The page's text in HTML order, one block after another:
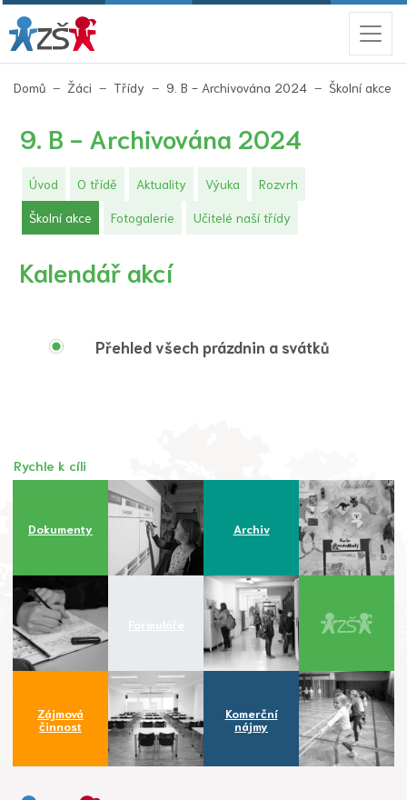
Domů Žáci Třídy 9. B - Archivována 2024 Školní akce
9. B - Archivována 2024
Úvod O třídě Aktuality Výuka Rozvrh
Školní akce (aktuální)
Fotogalerie Učitelé naší třídy
Kalendář akcí
Přehled všech prázdnin a svátků
Rychle k cíli
Dokumenty Archiv
Zájmová
činnost
Komerční
nájmy